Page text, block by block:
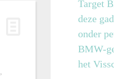
,
Target
deze
onder
BMW-
het